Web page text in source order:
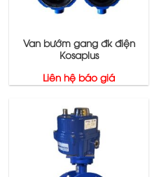
Van bướm gang đk điện
Kosaplus
Liên hệ báo giá